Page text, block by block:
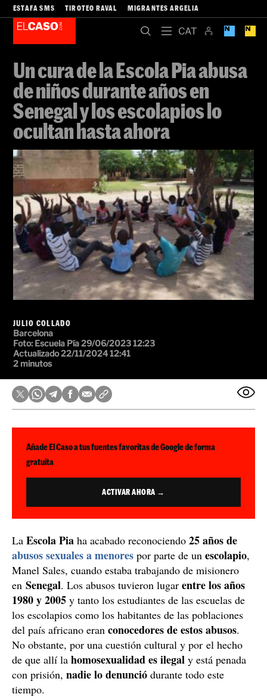
ESTAFA SMS TIROTEO RAVAL MIGRANTES ARGELIA
Un cura de la Escola Pia abusa
de niños durante años en
Senegal y los escolapios lo
ocultan hasta ahora
JULIO COLLADO
Barcelona
Foto: Escuela Pía29/06/2023 12:23
Actualizado 22/11/2024 12:41
2 minutos
Añade El Caso a tus fuentes favoritas de Google de forma
gratuita
ACTIVAR AHORA →
La Escola Pia ha acabado reconociendo 25 años de
abusos sexuales a menores por parte de un escolapio,
Manel Sales, cuando estaba trabajando de misionero
en Senegal. Los abusos tuvieron lugar entre los años
1980 y 2005 y tanto los estudiantes de las escuelas de
los escolapios como los habitantes de las poblaciones
del país africano eran conocedores de estos abusos.
No obstante, por una cuestión cultural y por el hecho
de que allí la homosexualidad es ilegal y está penada
con prisión, nadie lo denunció durante todo este
tiempo.